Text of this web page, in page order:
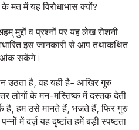
मत में यह विरोधाभास क्यों?
मुद्दों व प्रश्नों पर यह लेख रोशनी
इस जानकारी से आप तथाकथित
आंक सकेंगे।
उठता है, वह यही है- आखिर गुरु
लोगों के मन-मस्तिष्क में दस्तक देती
है, हम उसे मानते हैं, भजते हैं, फिर गुरु
में दर्ज़ यह दृष्टांत हमें बड़ी स्पष्टता